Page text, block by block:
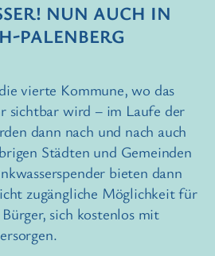
NUN AUCH IN
PALENBERG
vierte Kommune, wo das
sichtbar wird – im Laufe der
dann nach und nach auch
Städten und Gemeinden
bieten dann
zugängliche Möglichkeit für
sich kostenlos mit